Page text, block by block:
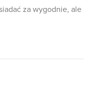
za wygodnie, ale